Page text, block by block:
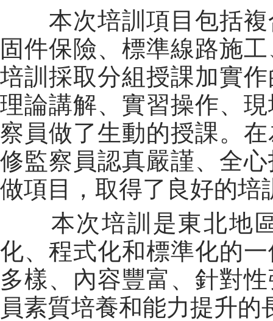
本次培訓項目包括複
固件保險、標準線路施
培訓採取分組授課加實
理論講解、實習操作、
察員做了生動的授課。
修監察員認真嚴謹、全
做項目，取得了良好的培
本次培訓是東北地區
化、程式化和標準化的
多樣、內容豐富、針對
員素質培養和能力提升的